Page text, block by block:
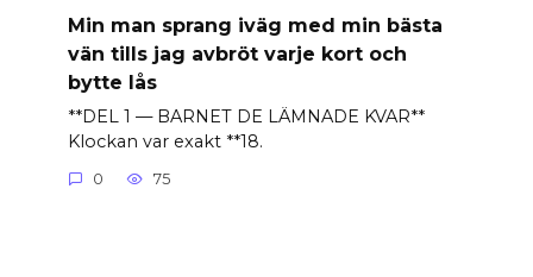
Min man sprang iväg med min bästa
vän tills jag avbröt varje kort och
bytte lås
**DEL 1 — BARNET DE LÄMNADE KVAR**
Klockan var exakt **18.
0 75